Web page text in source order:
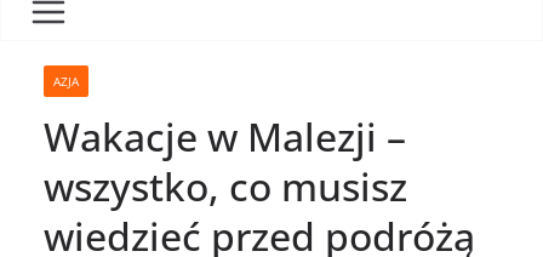
AZJA
Wakacje w Malezji –
wszystko, co musisz
wiedzieć przed podróżą